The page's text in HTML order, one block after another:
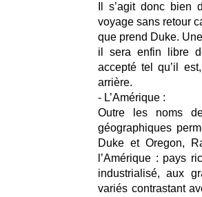
Il s’agit donc bien
voyage sans retour
que prend Duke.
il sera enfin libre
accepté tel qu’il
arrière.
- L’Amérique :
Outre les noms
géographiques
Duke et Oregon,
l’Amérique : pays
industrialisé, aux
variés contrastant